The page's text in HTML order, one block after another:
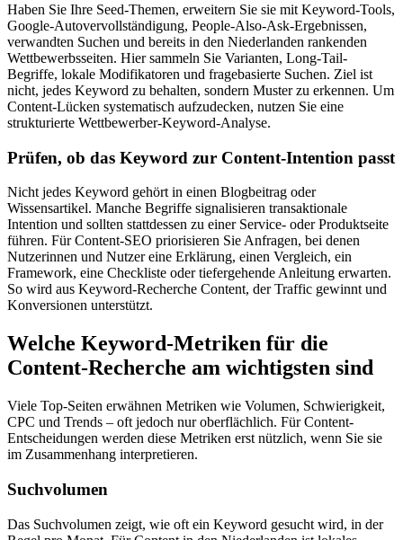
Haben Sie Ihre Seed-Themen, erweitern Sie sie mit Keyword-Tools,
Google-Autovervollständigung, People-Also-Ask-Ergebnissen,
verwandten Suchen und bereits in den Niederlanden rankenden
Wettbewerbsseiten. Hier sammeln Sie Varianten, Long-Tail-
Begriffe, lokale Modifikatoren und fragebasierte Suchen. Ziel ist
nicht, jedes Keyword zu behalten, sondern Muster zu erkennen. Um
Content-Lücken systematisch aufzudecken, nutzen Sie eine
strukturierte Wettbewerber-Keyword-Analyse.
Prüfen, ob das Keyword zur Content-Intention passt
Nicht jedes Keyword gehört in einen Blogbeitrag oder
Wissensartikel. Manche Begriffe signalisieren transaktionale
Intention und sollten stattdessen zu einer Service- oder Produktseite
führen. Für Content-SEO priorisieren Sie Anfragen, bei denen
Nutzerinnen und Nutzer eine Erklärung, einen Vergleich, ein
Framework, eine Checkliste oder tiefergehende Anleitung erwarten.
So wird aus Keyword-Recherche Content, der Traffic gewinnt und
Konversionen unterstützt.
Welche Keyword-Metriken für die
Content-Recherche am wichtigsten sind
Viele Top-Seiten erwähnen Metriken wie Volumen, Schwierigkeit,
CPC und Trends – oft jedoch nur oberflächlich. Für Content-
Entscheidungen werden diese Metriken erst nützlich, wenn Sie sie
im Zusammenhang interpretieren.
Suchvolumen
Das Suchvolumen zeigt, wie oft ein Keyword gesucht wird, in der